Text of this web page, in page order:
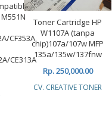
CF353A
CE313A
Toner Cartridge HP
W1107A (tanpa
chip)107a/107w MFP
135a/135w/137fnw
Rp. 250,000.00
CV. CREATIVE TONER